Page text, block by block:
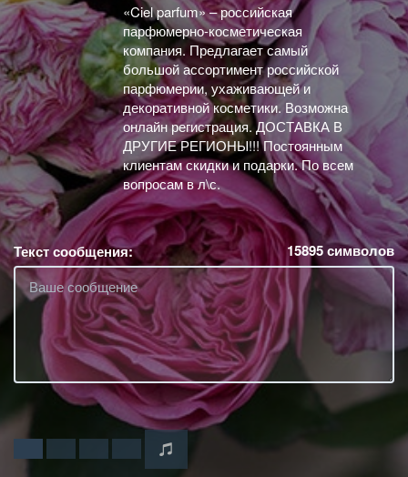
«Ciel parfum» – российская
парфюмерно-косметическая
компания. Предлагает самый
большой ассортимент российской
парфюмерии, ухаживающей и
декоративной косметики. Возможна
онлайн регистрация. ДОСТАВКА В
ДРУГИЕ РЕГИОНЫ!!! Постоянным
клиентам скидки и подарки. По всем
вопросам в л\с.
Текст сообщения: 15895символов